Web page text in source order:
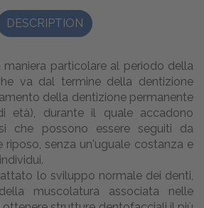
DESCRIPTION
particolare al periodo della
va dal termine della dentizione
della dentizione permanente
età), durante il quale accadono
che possono essere seguiti da
riposo, senza un'uguale costanza e
lo sviluppo normale dei denti,
muscolatura associata nelle